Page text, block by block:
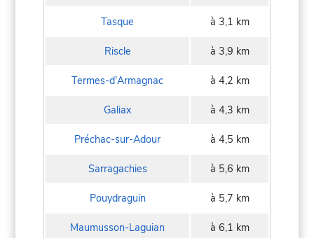
Tasque à 3,1 km
Riscle à 3,9 km
Termes-d'Armagnac à 4,2 km
Galiax à 4,3 km
Préchac-sur-Adour à 4,5 km
Sarragachies à 5,6 km
Pouydraguin à 5,7 km
Maumusson-Laguian à 6,1 km